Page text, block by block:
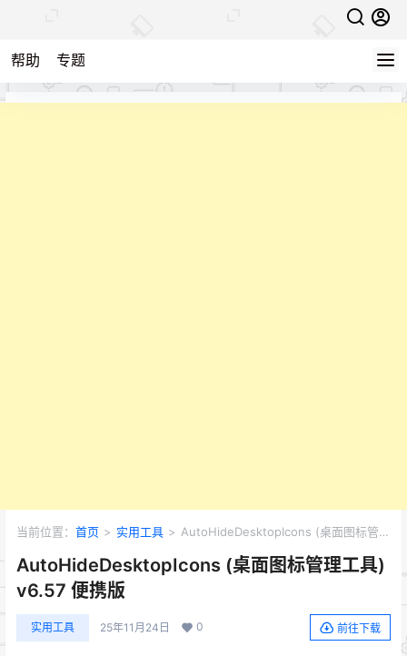
帮助 专题
当前位置： 首页 > 实用工具 > AutoHideDesktopIcons (桌面图标管理
AutoHideDesktopIcons (桌面图标管理工具)
v6.57 便携版
实用工具 25年11月24日 0 前往下载